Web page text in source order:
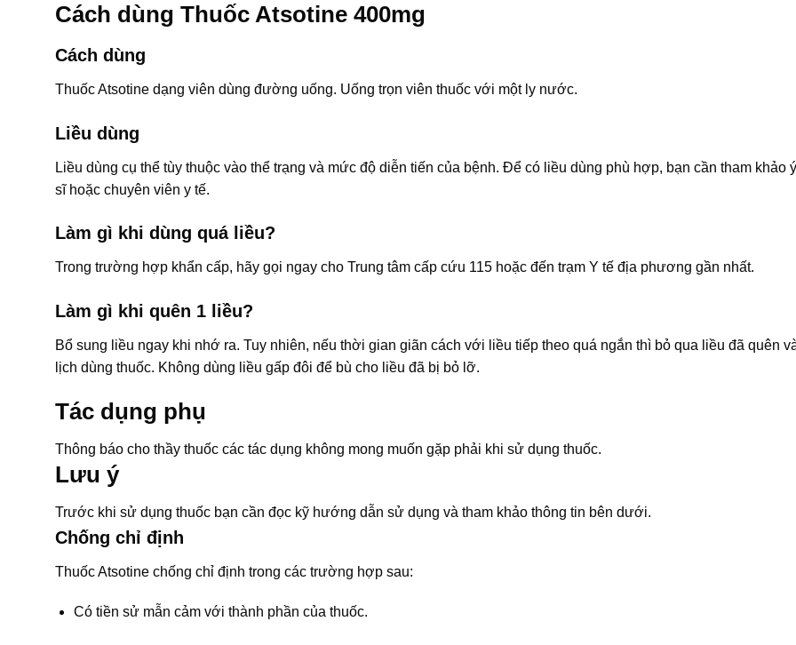
Cách dùng Thuốc Atsotine 400mg
Cách dùng
Thuốc Atsotine dạng viên dùng đường uống. Uống trọn viên thuốc với một ly nước.
Liều dùng
Liều dùng cụ thể tùy thuộc vào thể trạng và mức độ diễn tiến của bệnh. Để có liều dùng phù hợp, bạn cần tham khảo
sĩ hoặc chuyên viên y tế.
Làm gì khi dùng quá liều?
Trong trường hợp khẩn cấp, hãy gọi ngay cho Trung tâm cấp cứu 115 hoặc đến trạm Y tế địa phương gần nhất.
Làm gì khi quên 1 liều?
Bổ sung liều ngay khi nhớ ra. Tuy nhiên, nếu thời gian giãn cách với liều tiếp theo quá ngắn thì bỏ qua liều đã quên
lịch dùng thuốc. Không dùng liều gấp đôi để bù cho liều đã bị bỏ lỡ.
Tác dụng phụ
Thông báo cho thầy thuốc các tác dụng không mong muốn gặp phải khi sử dụng thuốc.
Lưu ý
Trước khi sử dụng thuốc bạn cần đọc kỹ hướng dẫn sử dụng và tham khảo thông tin bên dưới.
Chống chỉ định
Thuốc Atsotine chống chỉ định trong các trường hợp sau:
Có tiền sử mẫn cảm với thành phần của thuốc.